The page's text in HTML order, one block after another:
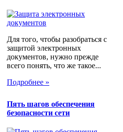
Для того, чтобы разобраться с
защитой электронных
документов, нужно прежде
всего понять, что же такое...
Подробнее »
Пять шагов обеспечения
безопасности сети